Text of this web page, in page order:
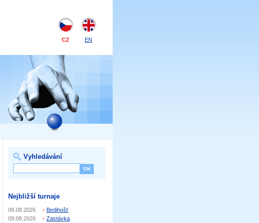
CZ EN
Vyhledávání
Nejbližší turnaje
08.08.2026
Bedihošť
09.08.2026
Zastávka